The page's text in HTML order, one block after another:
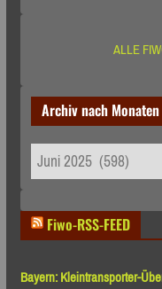
ALLE
Archiv nach Monaten
Archiv
nach
Fiwo-RSS-FEED
Bayern: Kleintransporter-